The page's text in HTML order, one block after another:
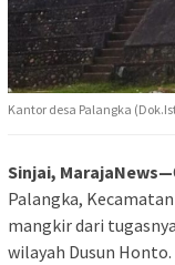
Kantor desa Palangka
Sinjai, MarajaNews—
Palangka,
mangkir dari
wilayah Dusun Honto.